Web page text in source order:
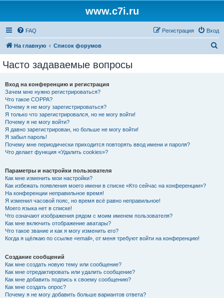
www.c7i.ru
FAQ Вход
Регистрация
На главную Список форумов
Часто задаваемые вопросы
Вход на конференцию и регистрация
Зачем мне нужно регистрироваться?
Что такое COPPA?
Почему я не могу зарегистрироваться?
Я только что зарегистрировался, но не могу войти!
Почему я не могу войти?
Я давно зарегистрирован, но больше не могу войти!
Я забыл пароль!
Почему мне периодически приходится повторять ввод имени и пароля?
Что делает функция «Удалить cookies»?
Параметры и настройки пользователя
Как мне изменить мои настройки?
Как избежать появления моего имени в списке «Кто сейчас на конференции»?
На конференции неправильное время!
Я изменил часовой пояс, но время всё равно неправильное!
Моего языка нет в списке!
Что означают изображения рядом с моим именем пользователя?
Как мне включить отображение аватары?
Что такое звание и как я могу изменить его?
Когда я щёлкаю по ссылке «email», от меня требуют войти на конференцию!
Создание сообщений
Как мне создать новую тему или сообщение?
Как мне отредактировать или удалить сообщение?
Как мне добавить подпись к своему сообщению?
Как мне создать опрос?
Почему я не могу добавить больше вариантов ответа?